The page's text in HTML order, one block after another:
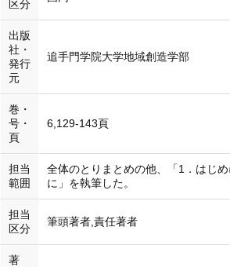
区分
出版
社・
発行
元
追手門学院大学地域創造学部
巻・
号・
頁
6,129-143頁
担当
範囲
全体のとりまとめの他、「1．はじ
に」を執筆した。
担当
区分
筆頭著者,責任著者
著